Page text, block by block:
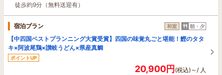
徒歩約9分（無料送迎有）
宿泊プラン 和室 朝・夕
【中四国ベストプランニング大賞受賞】四国の味覚丸ごと堪能！鰹のタタ
キ×阿波尾鶏×讃岐うどん×県産真鯛
ポイントUP
20,900円(税込)～/ 人